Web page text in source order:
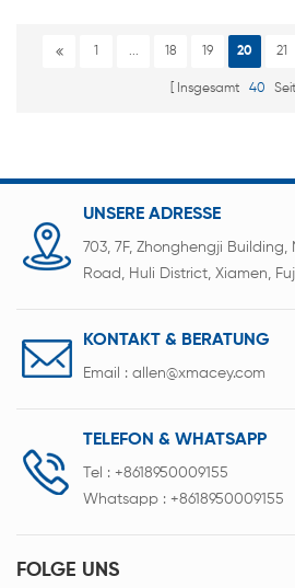
1 ... 18 19 20 21
Insgesamt 40
UNSERE ADRESSE
703, 7F, Zhonghengji Building,
Road, Huli District, Xiamen,
KONTAKT & BERATUNG
Email : allen@xmacey.com
TELEFON & WHATSAPP
Tel : +8618950009155
Whatsapp : +8618950009155
FOLGE UNS